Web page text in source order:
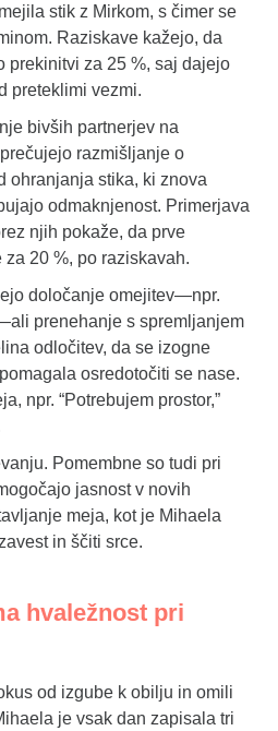
stik z Mirkom, s čimer se
Raziskave kažejo, da
prekinitvi za 25 %, saj dajejo
preteklimi vezmi.
bivših partnerjev na
razmišljanje o
ohranjanja stika, ki znova
odmaknjenost. Primerjava
njih pokaže, da prve
20 %, po raziskavah.
določanje omejitev—npr.
prenehanje s spremljanjem
odločitev, da se izogne
osredotočiti se nase.
npr. “Potrebujem prostor,”
Pomembne so tudi pri
jasnost v novih
meja, kot je Mihaela
in ščiti srce.
hvaležnost pri
od izgube k obilju in omili
je vsak dan zapisala tri